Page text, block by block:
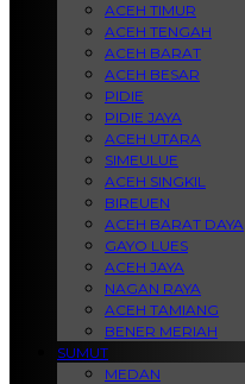
ACEH TIMUR
ACEH TENGAH
ACEH BARAT
ACEH BESAR
PIDIE
PIDIE JAYA
ACEH UTARA
SIMEULUE
ACEH SINGKIL
BIREUEN
ACEH BARAT DAYA
GAYO LUES
ACEH JAYA
NAGAN RAYA
ACEH TAMIANG
BENER MERIAH
SUMUT
MEDAN